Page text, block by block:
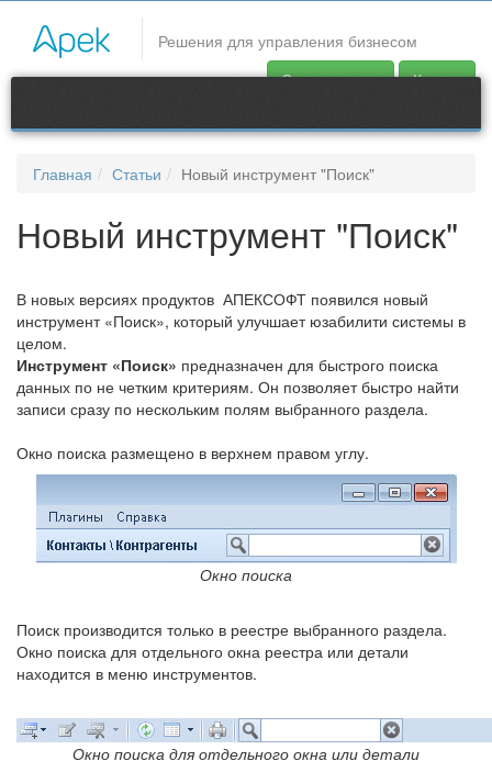
CRM системы
В новых версиях продуктов АПЕКСОФТ появился новый
support@apec.com.ua
Решения для управления бизнесом
Скачать демо
Купить
Главная Статьи Новый инструмент "Поиск"
Новый инструмент "Поиск"
В новых версиях продуктов АПЕКСОФТ появился новый
инструмент «Поиск», который улучшает юзабилити системы в
целом.
Инструмент «Поиск» предназначен для быстрого поиска
данных по не четким критериям. Он позволяет быстро найти
записи сразу по нескольким полям выбранного раздела.
Окно поиска размещено в верхнем правом углу.
Окно поиска
Поиск производится только в реестре выбранного раздела.
Окно поиска для отдельного окна реестра или детали
находится в меню инструментов.
Окно поиска для отдельного окна или детали